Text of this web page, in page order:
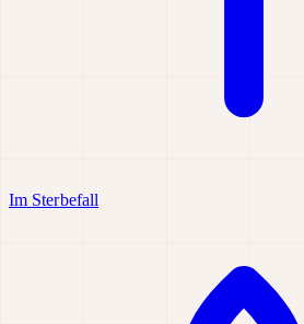
Im Sterbefall